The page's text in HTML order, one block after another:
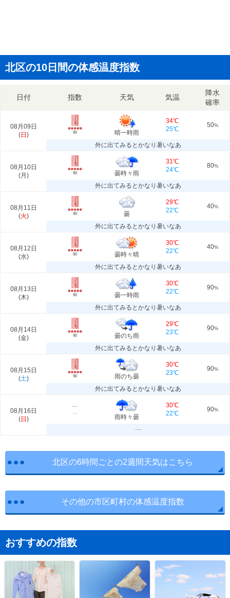
北区の10日間の体感温度指数
日付 指数 天気 気温
降水
確率
08月09日
(日 ) 90 晴一時雨
34℃
25℃
50%
外に出てみるとかなり暑いなあ
08月10日
(月 ) 90 曇時々雨
31℃
24℃
80%
外に出てみるとかなり暑いなあ
08月11日
(火) 90 曇
29℃
22℃
40%
外に出てみるとかなり暑いなあ
08月12日
(水) 90 曇時々晴
30℃
22℃
40%
外に出てみるとかなり暑いなあ
08月13日
(木) 90 曇一時雨
30℃
22℃
90%
外に出てみるとかなり暑いなあ
08月14日
(金) 90 曇のち雨
29℃
23℃
90%
外に出てみるとかなり暑いなあ
08月15日
(土) 90 雨のち曇
30℃
23℃
90%
外に出てみるとかなり暑いなあ
08月16日
(日 )
---
---
雨時々曇
30℃
22℃
90%
---
北区の6時間ごとの2週間天気はこちら
その他の市区町村の体感温度指数
おすすめの指数